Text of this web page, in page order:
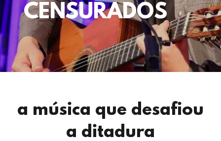
CENSURADOS
a música que desafiou
a ditadura